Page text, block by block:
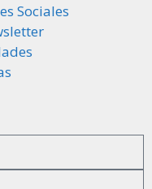
Sociales